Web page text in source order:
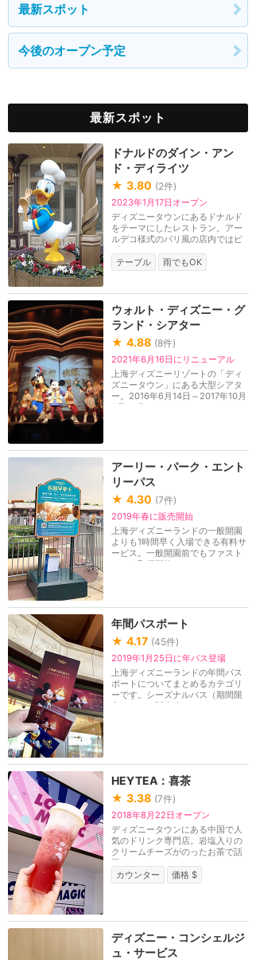
最新スポット
今後のオープン予定
最新スポット
ドナルドのダイン・アン
ド・ディライツ
★ 3.80 (2件)
2023年1月17日オープン
ディズニータウンにあるドナルド
をテーマにしたレストラン。アー
ルデコ様式のパリ風の店内ではピ
ザ、ミルクセーキ...
テーブル
雨でもOK
ウォルト・ディズニー・グ
ランド・シアター
★ 4.88 (8件)
2021年6月16日にリニューアル
上海ディズニーリゾートの「ディ
ズニータウン」にある大型シアタ
ー。2016年6月14日～2017年10月
8日は「ライオンキ...
アーリー・パーク・エント
リーパス
★ 4.30 (7件)
2019年春に販売開始
上海ディズニーランドの一般開園
よりも1時間早く入場できる有料サ
ービス。一般開園前でもファスト
パスを取得可能。...
年間パスポート
★ 4.17 (45件)
2019年1月25日に年パス登場
上海ディズニーランドの年間パス
ポートについてまとめるカテゴリ
ーです。シーズナルパス（期間限
定パス）は販売終...
HEYTEA：喜茶
★ 3.38 (7件)
2018年8月22日オープン
ディズニータウンにある中国で人
気のドリンク専門店。岩塩入りの
クリームチーズがのったお茶で話
題になっているお...
カウンター
価格 $
ディズニー・コンシェルジ
ュ・サービス